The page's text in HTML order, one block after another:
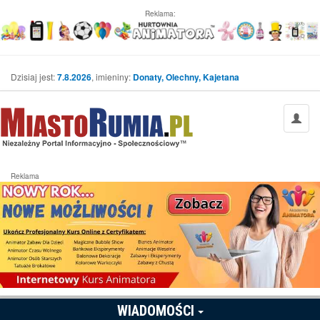
Reklama:
Dzisiaj jest:7.8.2026, imieniny: Donaty, Olechny, Kajetana
Reklama
WIADOMOŚCI